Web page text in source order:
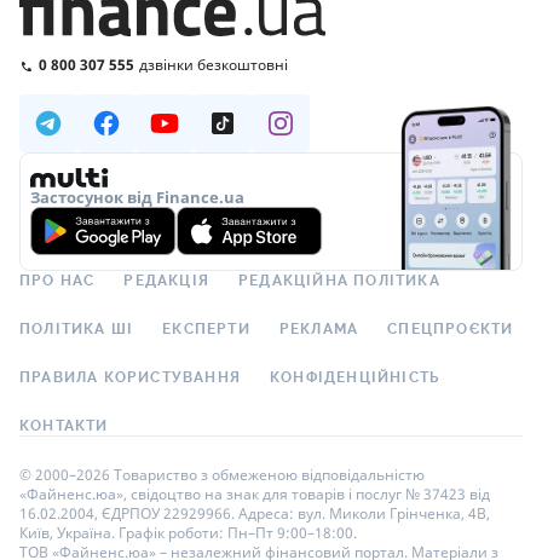
0 800 307 555 дзвінки безкоштовні
Застосунок від Finance.ua
ПРО НАС РЕДАКЦІЯ РЕДАКЦІЙНА ПОЛІТИКА
ПОЛІТИКА ШІ ЕКСПЕРТИ РЕКЛАМА СПЕЦПРОЄКТИ
ПРАВИЛА КОРИСТУВАННЯ КОНФІДЕНЦІЙНІСТЬ
КОНТАКТИ
© 2000–2026 Товариство з обмеженою відповідальністю
«Файненс.юа», свідоцтво на знак для товарів і послуг № 37423 від
16.02.2004, ЄДРПОУ 22929966. Адреса: вул. Миколи Грінченка, 4В,
Київ, Україна. Графік роботи: Пн–Пт 9:00–18:00.
ТОВ «Файненс.юа» – незалежний фінансовий портал. Матеріали з